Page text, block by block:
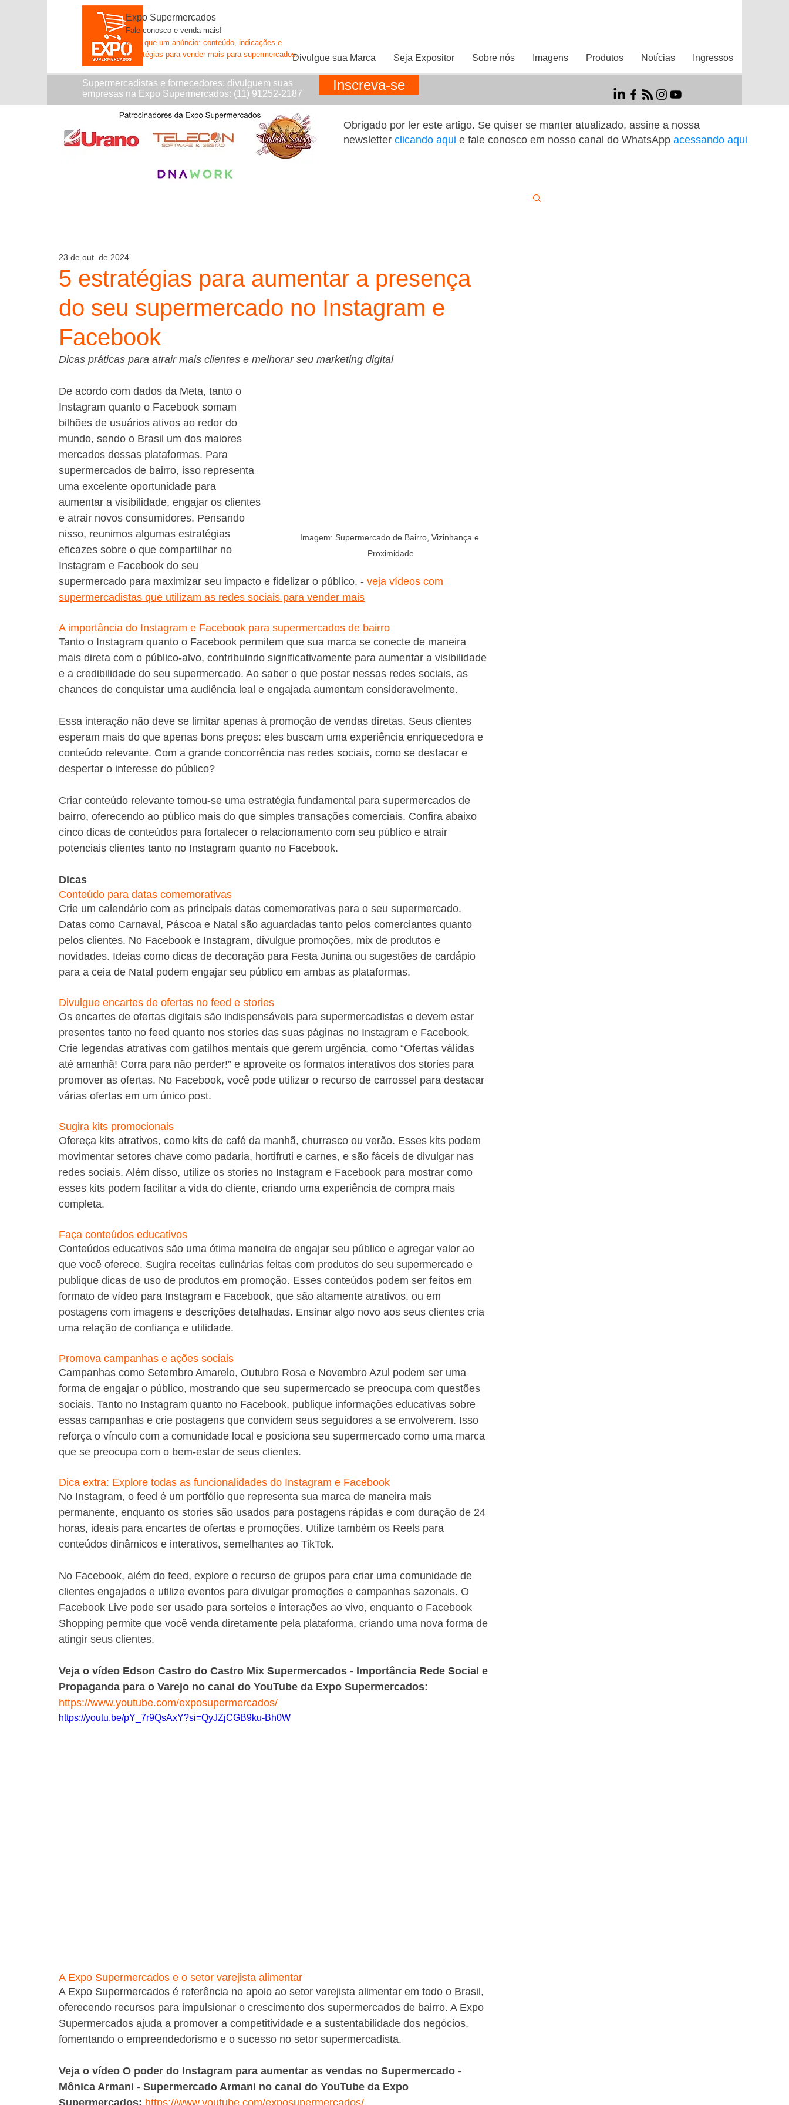
Divulgue sua Marca Seja Expositor Sobre nós Imagens Produtos Notícias Ingressos
Expo Supermercados
Fale conosco e venda mais!
Mais que um anúncio: conteúdo, indicações e
estratégias para vender mais para supermercados.
Supermercadistas e fornecedores: divulguem suas
empresas na Expo Supermercados: (11) 91252-2187
Inscreva-se
Obrigado por ler este artigo. Se quiser se manter atualizado, assine a nossa
newsletter clicando aqui e fale conosco em nosso canal do WhatsApp acessando aqui
5 estratégias para aumentar a presença
do seu supermercado no Instagram e
Facebook
23 de out. de 2024
Dicas práticas para atrair mais clientes e melhorar seu marketing digital
Imagem: Supermercado de Bairro, Vizinhança e
Proximidade
De acordo com dados da Meta, tanto o
Instagram quanto o Facebook somam
bilhões de usuários ativos ao redor do
mundo, sendo o Brasil um dos maiores
mercados dessas plataformas. Para
supermercados de bairro, isso representa
uma excelente oportunidade para
aumentar a visibilidade, engajar os clientes
e atrair novos consumidores. Pensando
nisso, reunimos algumas estratégias
eficazes sobre o que compartilhar no
Instagram e Facebook do seu
supermercado para maximizar seu impacto e fidelizar o público. - veja vídeos com
supermercadistas que utilizam as redes sociais para vender mais
A importância do Instagram e Facebook para supermercados de bairro
Tanto o Instagram quanto o Facebook permitem que sua marca se conecte de maneira
mais direta com o público-alvo, contribuindo significativamente para aumentar a visibilidade
e a credibilidade do seu supermercado. Ao saber o que postar nessas redes sociais, as
chances de conquistar uma audiência leal e engajada aumentam consideravelmente.
Essa interação não deve se limitar apenas à promoção de vendas diretas. Seus clientes
esperam mais do que apenas bons preços: eles buscam uma experiência enriquecedora e
conteúdo relevante. Com a grande concorrência nas redes sociais, como se destacar e
despertar o interesse do público?
Criar conteúdo relevante tornou-se uma estratégia fundamental para supermercados de
bairro, oferecendo ao público mais do que simples transações comerciais. Confira abaixo
cinco dicas de conteúdos para fortalecer o relacionamento com seu público e atrair
potenciais clientes tanto no Instagram quanto no Facebook.
Dicas
Conteúdo para datas comemorativas
Crie um calendário com as principais datas comemorativas para o seu supermercado.
Datas como Carnaval, Páscoa e Natal são aguardadas tanto pelos comerciantes quanto
pelos clientes. No Facebook e Instagram, divulgue promoções, mix de produtos e
novidades. Ideias como dicas de decoração para Festa Junina ou sugestões de cardápio
para a ceia de Natal podem engajar seu público em ambas as plataformas.
Divulgue encartes de ofertas no feed e stories
Os encartes de ofertas digitais são indispensáveis para supermercadistas e devem estar
presentes tanto no feed quanto nos stories das suas páginas no Instagram e Facebook.
Crie legendas atrativas com gatilhos mentais que gerem urgência, como “Ofertas válidas
até amanhã! Corra para não perder!” e aproveite os formatos interativos dos stories para
promover as ofertas. No Facebook, você pode utilizar o recurso de carrossel para destacar
várias ofertas em um único post.
Sugira kits promocionais
Ofereça kits atrativos, como kits de café da manhã, churrasco ou verão. Esses kits podem
movimentar setores chave como padaria, hortifruti e carnes, e são fáceis de divulgar nas
redes sociais. Além disso, utilize os stories no Instagram e Facebook para mostrar como
esses kits podem facilitar a vida do cliente, criando uma experiência de compra mais
completa.
Faça conteúdos educativos
Conteúdos educativos são uma ótima maneira de engajar seu público e agregar valor ao
que você oferece. Sugira receitas culinárias feitas com produtos do seu supermercado e
publique dicas de uso de produtos em promoção. Esses conteúdos podem ser feitos em
formato de vídeo para Instagram e Facebook, que são altamente atrativos, ou em
postagens com imagens e descrições detalhadas. Ensinar algo novo aos seus clientes cria
uma relação de confiança e utilidade.
Promova campanhas e ações sociais
Campanhas como Setembro Amarelo, Outubro Rosa e Novembro Azul podem ser uma
forma de engajar o público, mostrando que seu supermercado se preocupa com questões
sociais. Tanto no Instagram quanto no Facebook, publique informações educativas sobre
essas campanhas e crie postagens que convidem seus seguidores a se envolverem. Isso
reforça o vínculo com a comunidade local e posiciona seu supermercado como uma marca
que se preocupa com o bem-estar de seus clientes.
Dica extra: Explore todas as funcionalidades do Instagram e Facebook
No Instagram, o feed é um portfólio que representa sua marca de maneira mais
permanente, enquanto os stories são usados para postagens rápidas e com duração de 24
horas, ideais para encartes de ofertas e promoções. Utilize também os Reels para
conteúdos dinâmicos e interativos, semelhantes ao TikTok.
No Facebook, além do feed, explore o recurso de grupos para criar uma comunidade de
clientes engajados e utilize eventos para divulgar promoções e campanhas sazonais. O
Facebook Live pode ser usado para sorteios e interações ao vivo, enquanto o Facebook
Shopping permite que você venda diretamente pela plataforma, criando uma nova forma de
atingir seus clientes.
Veja o vídeo Edson Castro do Castro Mix Supermercados - Importância Rede Social e
Propaganda para o Varejo no canal do YouTube da Expo Supermercados:
https://www.youtube.com/exposupermercados/
https://youtu.be/pY_7r9QsAxY?si=QyJZjCGB9ku-Bh0W
A Expo Supermercados e o setor varejista alimentar
A Expo Supermercados é referência no apoio ao setor varejista alimentar em todo o Brasil,
oferecendo recursos para impulsionar o crescimento dos supermercados de bairro. A Expo
Supermercados ajuda a promover a competitividade e a sustentabilidade dos negócios,
fomentando o empreendedorismo e o sucesso no setor supermercadista.
Veja o vídeo O poder do Instagram para aumentar as vendas no Supermercado -
Mônica Armani - Supermercado Armani no canal do YouTube da Expo